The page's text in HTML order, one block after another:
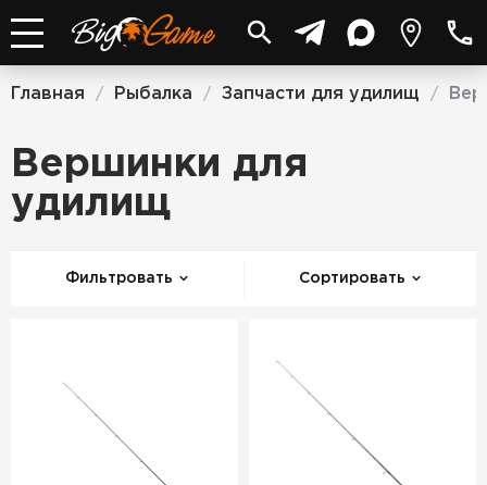
Главная / Рыбалка / Запчасти для удилищ /
Вершинки для
удилищ
Фильтровать Сортировать